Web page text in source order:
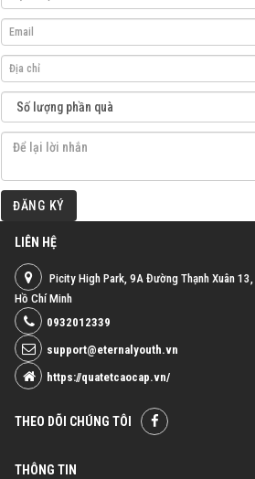
ĐĂNG KÝ
LIÊN HỆ
Picity High Park, 9A Đường Thạnh Xuân
Hồ Chí Minh
0932012339
support@eternalyouth.vn
https://quatetcaocap.vn/
THEO DÕI CHÚNG TÔI
THÔNG TIN